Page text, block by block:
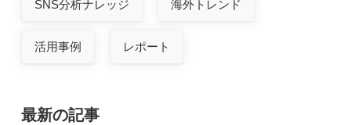
SNS分析ナレッジ 海外トレンド
活用事例 レポート
最新の記事